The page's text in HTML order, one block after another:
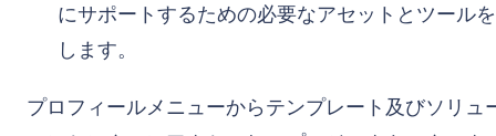
にサポートするための必要なアセットとツール
します。
プロフィールメニューからテンプレート及びソリュ